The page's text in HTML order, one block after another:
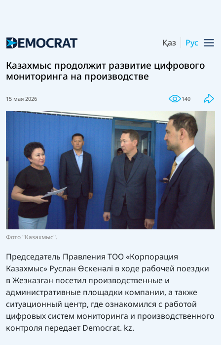
Қаз Рус
Казахмыс продолжит развитие цифрового
мониторинга на производстве
15 мая 2026 140
Фото "Казахмыс".
Председатель Правления ТОО «Корпорация
Казахмыс» Руслан Өскенәлі в ходе рабочей поездки
в Жезказган посетил производственные и
административные площадки компании, а также
ситуационный центр, где ознакомился с работой
цифровых систем мониторинга и производственного
контроля передает Democrat. kz.